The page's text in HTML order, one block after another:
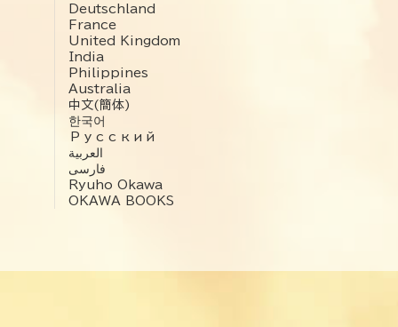
Deutschland
France
United Kingdom
India
Philippines
Australia
中文(簡体)
한국어
Русский
العربية‏
فارسی
Ryuho Okawa
OKAWA BOOKS